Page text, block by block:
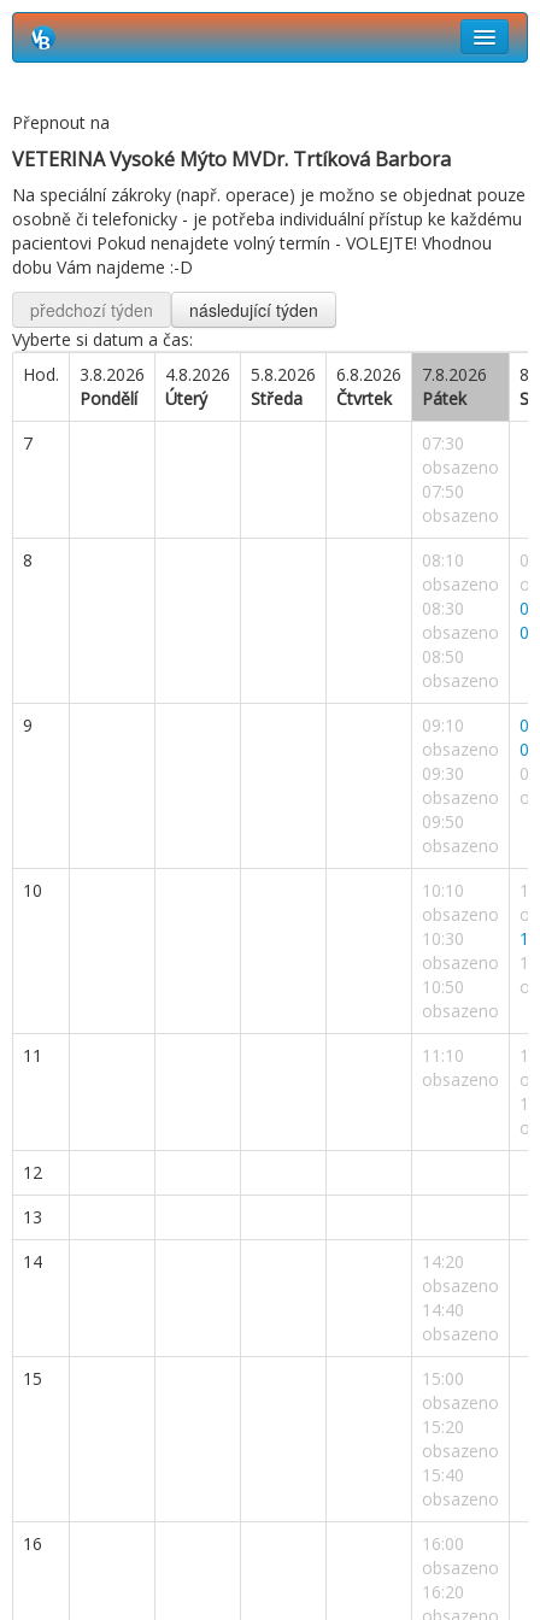
Jak si objednat termín návštěvy?
Přepnout na
VETERINA Vysoké Mýto MVDr. Trtíková Barbora
Na speciální zákroky (např. operace) je možno se objednat pouze
osobně či telefonicky - je potřeba individuální přístup ke každému
pacientovi Pokud nenajdete volný termín - VOLEJTE! Vhodnou
dobu Vám najdeme :-D
předchozí týden následující týden
Vyberte si datum a čas:
Hod.
3.8.2026
Pondělí
4.8.2026
Úterý
5.8.2026
Středa
6.8.2026
Čtvrtek
7.8.2026
Pátek
7
07:30
obsazeno
07:50
obsazeno
8
08:10
obsazeno
08:30
obsazeno
08:50
obsazeno
9
09:10
obsazeno
09:30
obsazeno
09:50
obsazeno
10
10:10
obsazeno
10:30
obsazeno
10:50
obsazeno
11
11:10
obsazeno
12
13
14
14:20
obsazeno
14:40
obsazeno
15
15:00
obsazeno
15:20
obsazeno
15:40
obsazeno
16
16:00
obsazeno
16:20